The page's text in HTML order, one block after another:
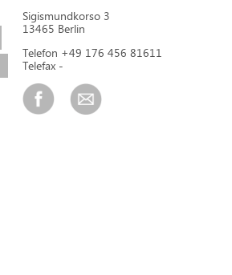
Sigismundkorso 3
13465 Berlin
Telefon +49 176 456 81611
Telefax -